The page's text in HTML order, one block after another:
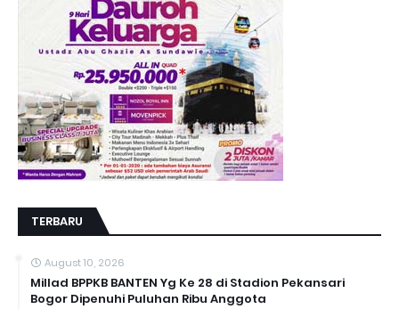
TERBARU
August 10, 2026
Millad BPPKB BANTEN Yg Ke 28 di Stadion Pekansari
Bogor Dipenuhi Puluhan Ribu Anggota